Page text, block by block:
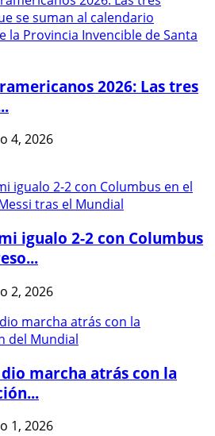
2026: Las tres
4, 2026
igualo 2-2 con Columbus
2, 2026
marcha atrás con la
1, 2026